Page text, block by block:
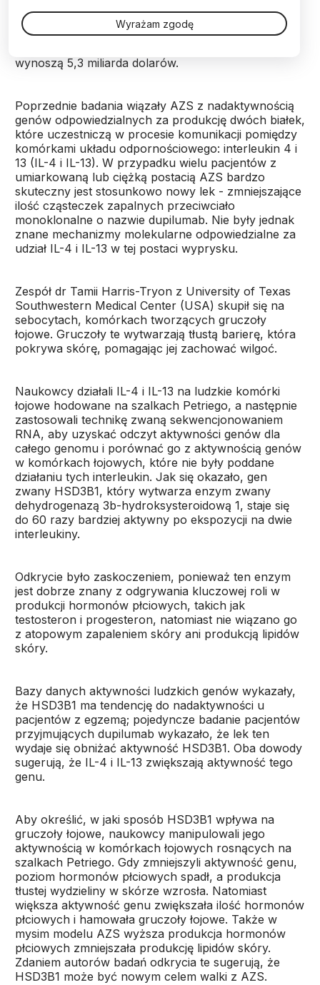
zaczerwienienie oraz nawracające okresy
zaostrzenia. Występuje u około 13 proc. dzieci i 10
wynoszą 5,3 miliarda dolarów.
Poprzednie badania wiązały AZS z nadaktywnością
genów odpowiedzialnych za produkcję dwóch białek,
które uczestniczą w procesie komunikacji pomiędzy
komórkami układu odpornościowego: interleukin 4 i
13 (IL-4 i IL-13). W przypadku wielu pacjentów z
umiarkowaną lub ciężką postacią AZS bardzo
skuteczny jest stosunkowo nowy lek - zmniejszające
ilość cząsteczek zapalnych przeciwciało
monoklonalne o nazwie dupilumab. Nie były jednak
znane mechanizmy molekularne odpowiedzialne za
udział IL-4 i IL-13 w tej postaci wyprysku.
Zespół dr Tamii Harris-Tryon z University of Texas
Southwestern Medical Center (USA) skupił się na
sebocytach, komórkach tworzących gruczoły
łojowe. Gruczoły te wytwarzają tłustą barierę, która
pokrywa skórę, pomagając jej zachować wilgoć.
Naukowcy działali IL-4 i IL-13 na ludzkie komórki
łojowe hodowane na szalkach Petriego, a następnie
zastosowali technikę zwaną sekwencjonowaniem
RNA, aby uzyskać odczyt aktywności genów dla
całego genomu i porównać go z aktywnością genów
w komórkach łojowych, które nie były poddane
działaniu tych interleukin. Jak się okazało, gen
zwany HSD3B1, który wytwarza enzym zwany
dehydrogenazą 3b-hydroksysteroidową 1, staje się
do 60 razy bardziej aktywny po ekspozycji na dwie
interleukiny.
Odkrycie było zaskoczeniem, ponieważ ten enzym
jest dobrze znany z odgrywania kluczowej roli w
produkcji hormonów płciowych, takich jak
testosteron i progesteron, natomiast nie wiązano go
z atopowym zapaleniem skóry ani produkcją lipidów
skóry.
Bazy danych aktywności ludzkich genów wykazały,
że HSD3B1 ma tendencję do nadaktywności u
pacjentów z egzemą; pojedyncze badanie pacjentów
przyjmujących dupilumab wykazało, że lek ten
wydaje się obniżać aktywność HSD3B1. Oba dowody
sugerują, że IL-4 i IL-13 zwiększają aktywność tego
genu.
Aby określić, w jaki sposób HSD3B1 wpływa na
gruczoły łojowe, naukowcy manipulowali jego
aktywnością w komórkach łojowych rosnących na
szalkach Petriego. Gdy zmniejszyli aktywność genu,
poziom hormonów płciowych spadł, a produkcja
tłustej wydzieliny w skórze wzrosła. Natomiast
większa aktywność genu zwiększała ilość hormonów
płciowych i hamowała gruczoły łojowe. Także w
mysim modelu AZS wyższa produkcja hormonów
płciowych zmniejszała produkcję lipidów skóry.
Zdaniem autorów badań odkrycia te sugerują, że
HSD3B1 może być nowym celem walki z AZS.
Wyrażam zgodę